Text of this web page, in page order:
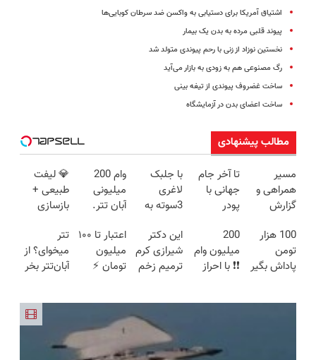
اشتیاق آمریکا برای دستیابی به واکسن ضد سرطان کوبایی‌ها
پیوند قلبی مرده به بدن یک بیمار
نخستین نوزاد از زنی با رحم پیوندی متولد شد
رگ مصنوعی هم به زودی به بازار می‌آید
ساخت غضروف پیوندی از تیغه بینی
ساخت اعضای بدن در آزمایشگاه
مطالب پیشنهادی
مسیر
همراهی و
گزارش
گروه اسنپ
در ۱۴۰۴
تا آخر جام
جهانی با
پودر
لاغر شو
با جلبک
لاغری
3سوته به
ال برس(تا
امشب
تخفیف
وام 200
میلیونی
آبان تتر.
احراز هویت
کن!
💎 لیفت
طبیعی +
بازسازی
کاهش
چین‌وچروک؛
مشاوره
100 هزار
تومن
پاداش بگیر
200
میلیون وام
❗❗ با احراز
این دکتر
شیرازی کرم
ترمیم زخم
اعتبار تا ۱۰۰
میلیون
تومان ⚡
✅
تتر
میخوای؟ از
آبان‌تتر بخر
جایزه بگیر